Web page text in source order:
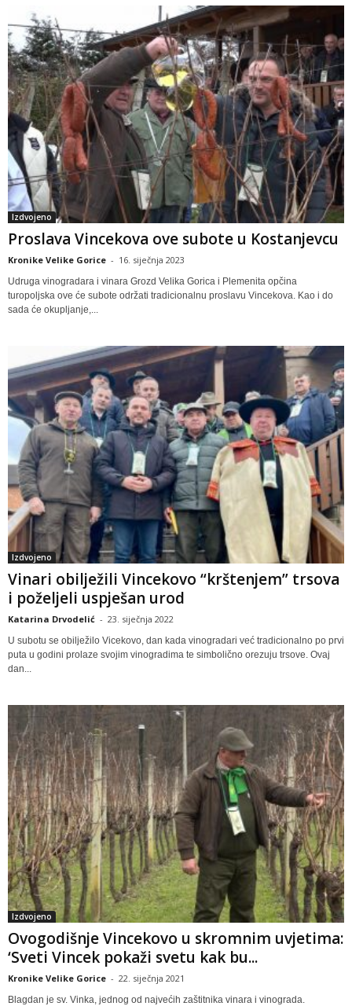
Izdvojeno
Proslava Vincekova ove subote u Kostanjevcu
Kronike Velike Gorice - 16. siječnja 2023
Udruga vinogradara i vinara Grozd Velika Gorica i Plemenita opčina
turopoljska ove će subote održati tradicionalnu proslavu Vincekova. Kao i do
sada će okupljanje,...
Izdvojeno
Vinari obilježili Vincekovo “krštenjem” trsova
i poželjeli uspješan urod
Katarina Drvodelić - 23. siječnja 2022
U subotu se obilježilo Vicekovo, dan kada vinogradari već tradicionalno po prvi
puta u godini prolaze svojim vinogradima te simbolično orezuju trsove. Ovaj
dan...
Izdvojeno
Ovogodišnje Vincekovo u skromnim uvjetima:
‘Sveti Vincek pokaži svetu kak bu...
Kronike Velike Gorice - 22. siječnja 2021
Blagdan je sv. Vinka, jednog od najvećih zaštitnika vinara i vinograda.